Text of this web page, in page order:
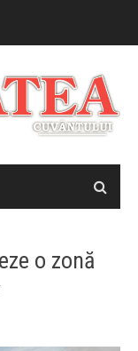
o zonă